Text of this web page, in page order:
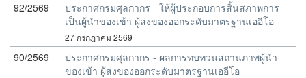
92/2569
ประกาศกรมศุลกากร - ให้ผู้ประกอบการสิ้นสภาพการ
เป็นผู้นำของเข้า ผู้ส่งของออกระดับมาตรฐานเออีโอ
27 กรกฎาคม 2569
90/2569
ประกาศกรมศุลกากร - ผลการทบทวนสถานภาพผู้นำ
ของเข้า ผู้ส่งของออกระดับมาตรฐานเออีโอ